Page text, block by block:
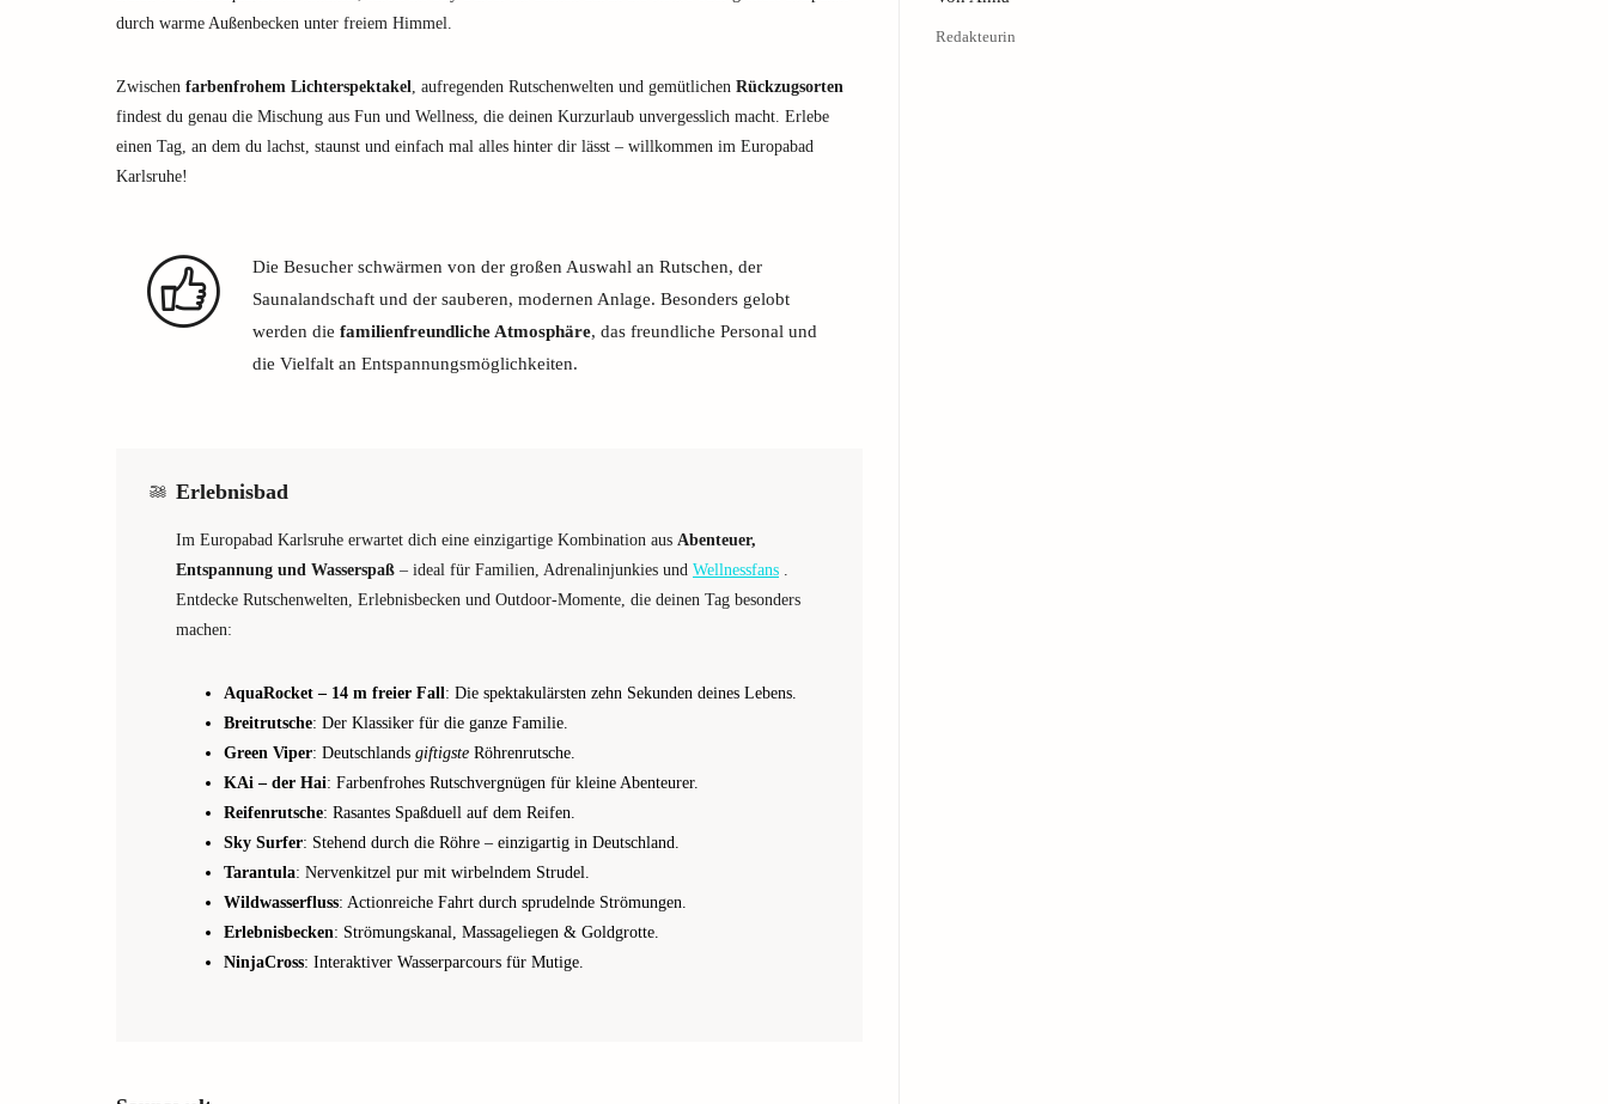
durch warme Außenbecken unter freiem Himmel.
Zwischen farbenfrohem Lichterspektakel, aufregenden Rutschenwelten und gemütlichen Rückzugsorten
findest du genau die Mischung aus Fun und Wellness, die deinen Kurzurlaub unvergesslich macht. Erlebe
einen Tag, an dem du lachst, staunst und einfach mal alles hinter dir lässt – willkommen im Europabad
Karlsruhe!
Die Besucher schwärmen von der großen Auswahl an Rutschen, der
Saunalandschaft und der sauberen, modernen Anlage. Besonders gelobt
werden die familienfreundliche Atmosphäre, das freundliche Personal und
die Vielfalt an Entspannungsmöglichkeiten.
Erlebnisbad
Im Europabad Karlsruhe erwartet dich eine einzigartige Kombination aus Abenteuer,
Entspannung und Wasserspaß – ideal für Familien, Adrenalinjunkies und Wellnessfans .
Entdecke Rutschenwelten, Erlebnisbecken und Outdoor-Momente, die deinen Tag besonders
machen:
AquaRocket – 14 m freier Fall: Die spektakulärsten zehn Sekunden deines Lebens.
Breitrutsche: Der Klassiker für die ganze Familie.
Green Viper: Deutschlands giftigste Röhrenrutsche.
KAi – der Hai: Farbenfrohes Rutschvergnügen für kleine Abenteurer.
Reifenrutsche: Rasantes Spaßduell auf dem Reifen.
Sky Surfer: Stehend durch die Röhre – einzigartig in Deutschland.
Tarantula: Nervenkitzel pur mit wirbelndem Strudel.
Wildwasserfluss: Actionreiche Fahrt durch sprudelnde Strömungen.
Erlebnisbecken: Strömungskanal, Massageliegen & Goldgrotte.
NinjaCross: Interaktiver Wasserparcours für Mutige.
Redakteurin